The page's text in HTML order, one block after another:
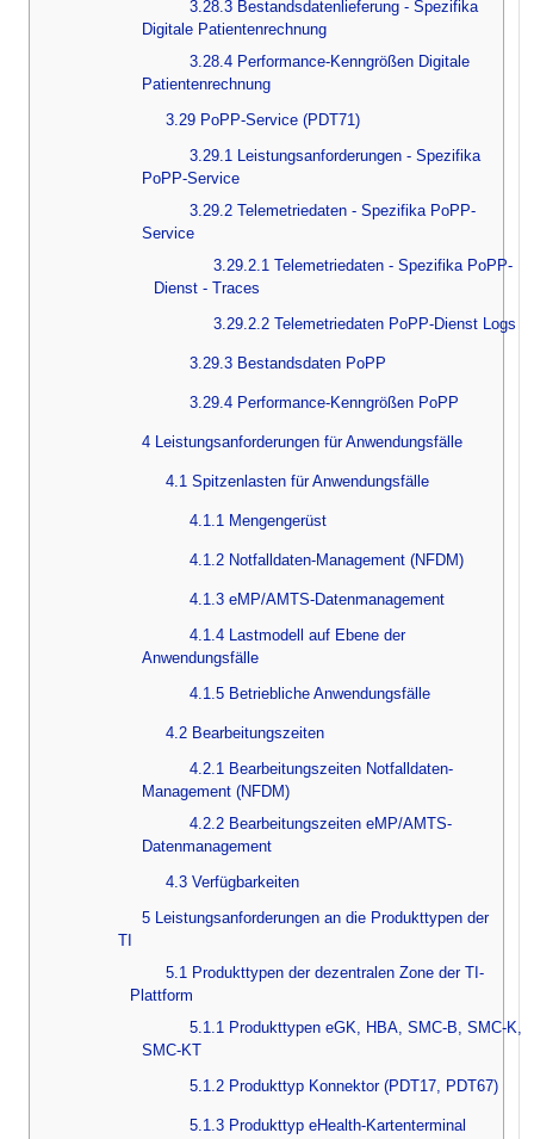
3.28.3 Bestandsdatenlieferung - Spezifika
Digitale Patientenrechnung
3.28.4 Performance-Kenngrößen Digitale
Patientenrechnung
3.29 PoPP-Service (PDT71)
3.29.1 Leistungsanforderungen - Spezifika
PoPP-Service
3.29.2 Telemetriedaten - Spezifika PoPP-
Service
3.29.2.1 Telemetriedaten - Spezifika PoPP-
Dienst - Traces
3.29.2.2 Telemetriedaten PoPP-Dienst Logs
3.29.3 Bestandsdaten PoPP
3.29.4 Performance-Kenngrößen PoPP
4 Leistungsanforderungen für Anwendungsfälle
4.1 Spitzenlasten für Anwendungsfälle
4.1.1 Mengengerüst
4.1.2 Notfalldaten-Management (NFDM)
4.1.3 eMP/AMTS-Datenmanagement
4.1.4 Lastmodell auf Ebene der
Anwendungsfälle
4.1.5 Betriebliche Anwendungsfälle
4.2 Bearbeitungszeiten
4.2.1 Bearbeitungszeiten Notfalldaten-
Management (NFDM)
4.2.2 Bearbeitungszeiten eMP/AMTS-
Datenmanagement
4.3 Verfügbarkeiten
5 Leistungsanforderungen an die Produkttypen der
TI
5.1 Produkttypen der dezentralen Zone der TI-
Plattform
5.1.1 Produkttypen eGK, HBA, SMC-B, SMC-K,
SMC-KT
5.1.2 Produkttyp Konnektor (PDT17, PDT67)
5.1.3 Produkttyp eHealth-Kartenterminal